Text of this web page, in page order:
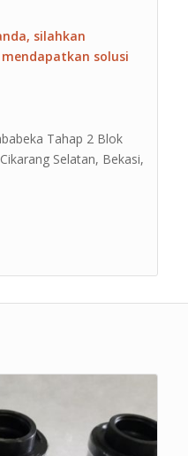
silahkan
solusi
Tahap 2 Blok
Selatan, Bekasi,